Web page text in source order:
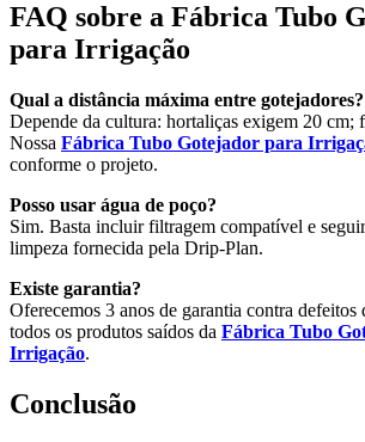
FAQ sobre a Fábrica Tubo
para Irrigação
Qual a distância máxima entre gotejadores?
Depende da cultura: hortaliças exigem 20 cm;
Nossa Fábrica Tubo Gotejador para
conforme o projeto.
Posso usar água de poço?
Sim. Basta incluir filtragem compatível e
limpeza fornecida pela Drip-Plan.
Existe garantia?
Oferecemos 3 anos de garantia contra defeitos
todos os produtos saídos da Fábrica Tubo
Irrigação.
Conclusão